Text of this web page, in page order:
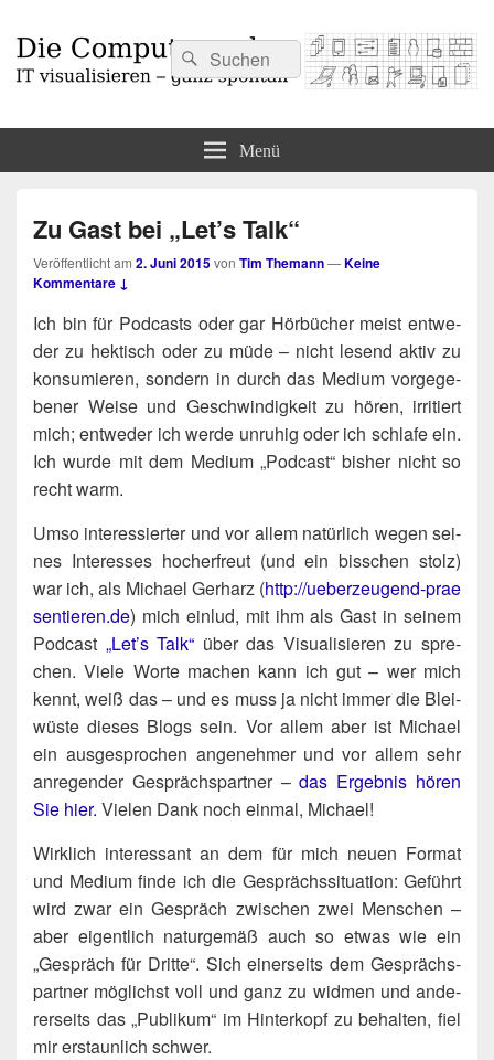
Suchen
nach:
Suchen
Menü
Zu Gast bei „Let’s Talk“
Veröffentlicht am 2. Juni 2015von Tim Themann—Keine
Kommentare ↓
Ich bin für Pod­casts oder gar Hör­bü­cher meist ent­we­
der zu hek­tisch oder zu müde – nicht lesend aktiv zu
kon­su­mie­ren, son­dern in durch das Medi­um vor­ge­ge­
be­ner Wei­se und Geschwin­dig­keit zu hören, irri­tiert
mich; ent­we­der ich wer­de unru­hig oder ich schla­fe ein.
Ich wur­de mit dem Medi­um „Pod­cast“ bis­her nicht so
recht warm.
Umso inter­es­sier­ter und vor allem natür­lich wegen sei­
nes Inter­es­ses hoch­er­freut (und ein biss­chen stolz)
war ich, als Micha­el Ger­harz (http://​ueber​zeu​gend​-prae​
sen​tie​ren​.de) mich ein­lud, mit ihm als Gast in sei­nem
Pod­cast „Let’s Talk“ über das Visua­li­sie­ren zu spre­
chen. Vie­le Wor­te machen kann ich gut – wer mich
kennt, weiß das – und es muss ja nicht immer die Blei­
wüs­te die­ses Blogs sein. Vor allem aber ist Micha­el
ein aus­ge­spro­chen ange­neh­mer und vor allem sehr
anre­gen­der Gesprächs­part­ner –das Ergeb­nis hören
Sie hier. Vie­len Dank noch ein­mal, Michael!
Wirk­lich inter­es­sant an dem für mich neu­en For­mat
und Medi­um fin­de ich die Gesprächs­si­tua­ti­on: Geführt
wird zwar ein Gespräch zwi­schen zwei Men­schen –
aber eigent­lich natur­ge­mäß auch so etwas wie ein
„Gespräch für Drit­te“. Sich einer­seits dem Gesprächs­
part­ner mög­lichst voll und ganz zu wid­men und ande­
rer­seits das „Publi­kum“ im Hin­ter­kopf zu behal­ten, fiel
mir erstaun­lich schwer.